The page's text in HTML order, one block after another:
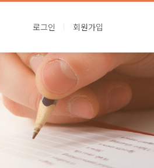
인프라
회원가입
로그인